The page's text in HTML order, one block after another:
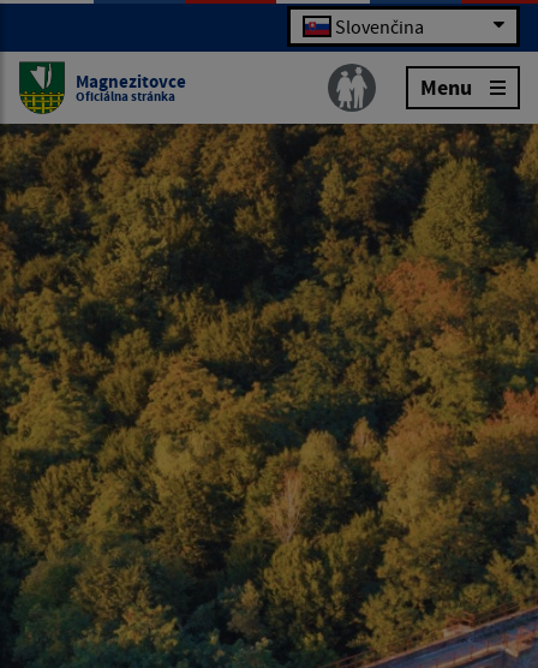
Slovenčina
Magnezitovce
Oficiálna stránka Menu